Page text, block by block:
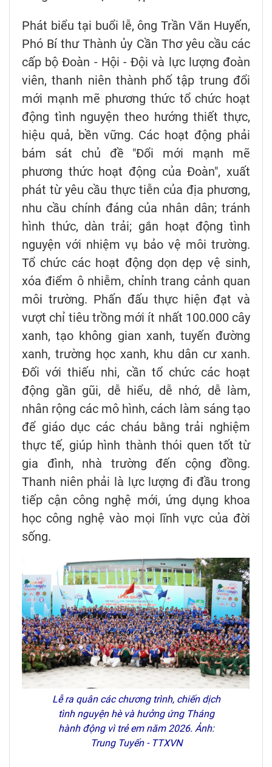
Phát biểu tại buổi lễ, ông Trần Văn Huyến,
Phó Bí thư Thành ủy Cần Thơ yêu cầu các
cấp bộ Đoàn - Hội - Đội và lực lượng đoàn
viên, thanh niên thành phố tập trung đổi
mới mạnh mẽ phương thức tổ chức hoạt
động tình nguyện theo hướng thiết thực,
hiệu quả, bền vững. Các hoạt động phải
bám sát chủ đề "Đổi mới mạnh mẽ
phương thức hoạt động của Đoàn", xuất
phát từ yêu cầu thực tiễn của địa phương,
nhu cầu chính đáng của nhân dân; tránh
hình thức, dàn trải; gắn hoạt động tình
nguyện với nhiệm vụ bảo vệ môi trường.
Tổ chức các hoạt động dọn dẹp vệ sinh,
xóa điểm ô nhiễm, chỉnh trang cảnh quan
môi trường. Phấn đấu thực hiện đạt và
vượt chỉ tiêu trồng mới ít nhất 100.000 cây
xanh, tạo không gian xanh, tuyến đường
xanh, trường học xanh, khu dân cư xanh.
Đối với thiếu nhi, cần tổ chức các hoạt
động gần gũi, dễ hiểu, dễ nhớ, dễ làm,
nhân rộng các mô hình, cách làm sáng tạo
để giáo dục các cháu bằng trải nghiệm
thực tế, giúp hình thành thói quen tốt từ
gia đình, nhà trường đến cộng đồng.
Thanh niên phải là lực lượng đi đầu trong
tiếp cận công nghệ mới, ứng dụng khoa
học công nghệ vào mọi lĩnh vực của đời
sống.
Lễ ra quân các chương trình, chiến dịch
tình nguyện hè và hưởng ứng Tháng
hành động vì trẻ em năm 2026. Ảnh:
Trung Tuyến - TTXVN